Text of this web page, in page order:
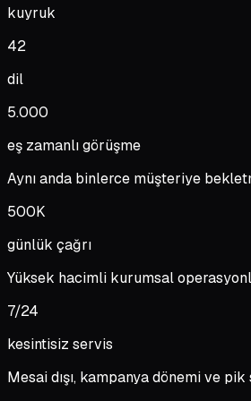
kuyruk
42
dil
5.000
eş zamanlı görüşme
Aynı anda binlerce müşteriye
500K
günlük çağrı
Yüksek hacimli kurumsal
7/24
kesintisiz servis
Mesai dışı, kampanya dönemi ve